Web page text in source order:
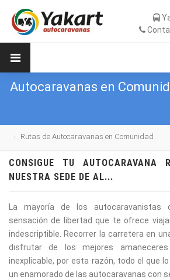
Autocaravanas en
Rutas de Autocaravanas en Comunidad
CONSIGUE TU AUTOCARAVANA
NUESTRA SEDE DE AL...
La mayoría de los autocaravanistas
sensación de libertad que te ofrece
indescriptible. Recorrer la carretera en
disfrutar de los mejores
inexplicable, por esta razón, todo el que
un enamorado de las autocaravanas con